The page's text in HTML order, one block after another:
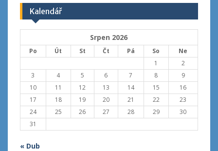
Kalendář
Srpen 2026
Po Út St Čt Pá So
Ne
1
2
3
4 5 6 7 8
9
10
11 12 13 14 15
16
17
18 19 20 21 22
23
24
25 26 27 28 29
30
31
« Dub